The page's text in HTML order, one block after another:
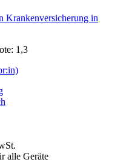
1,3
alle Geräte